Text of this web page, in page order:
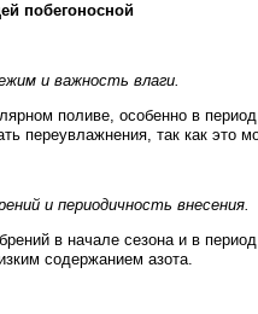
побегоносной
и важность влаги.
поливе, особенно в
переувлажнения, так как это
и периодичность внесения.
в начале сезона и в
содержанием азота.